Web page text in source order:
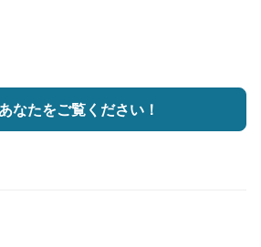
なたをご覧ください！